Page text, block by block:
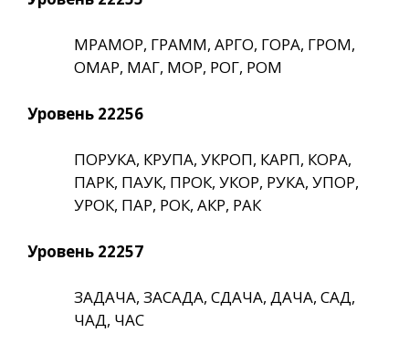
МРАМОР, ГРАММ, АРГО, ГОРА, ГРОМ,
ОМАР, МАГ, МОР, РОГ, РОМ
Уровень 22256
ПОРУКА, КРУПА, УКРОП, КАРП, КОРА,
ПАРК, ПАУК, ПРОК, УКОР, РУКА, УПОР,
УРОК, ПАР, РОК, АКР, РАК
Уровень 22257
ЗАДАЧА, ЗАСАДА, СДАЧА, ДАЧА, САД,
ЧАД, ЧАС